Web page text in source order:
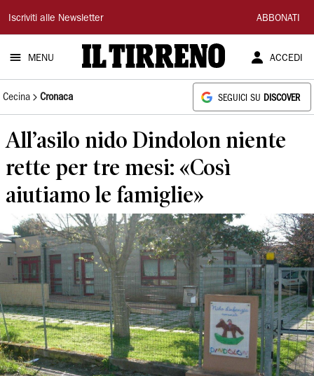
Il
Tirreno
Iscriviti alle Newsletter ABBONATI
MENU ACCEDI
Cecina Cronaca SEGUICI SU DISCOVER
All’asilo nido Dindolon niente
rette per tre mesi: «Così
aiutiamo le famiglie»